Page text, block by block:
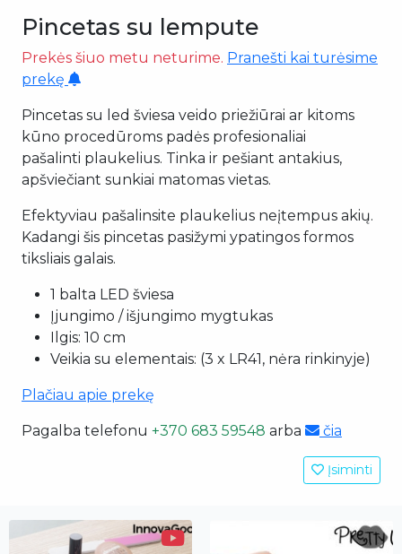
Pincetas su lempute
Prekės šiuo metu neturime. Pranešti kai turėsime
prekę
Pincetas su led šviesa veido priežiūrai ar kitoms
kūno procedūroms padės profesionaliai
pašalinti plaukelius. Tinka ir pešiant antakius,
apšviečiant sunkiai matomas vietas.
Efektyviau pašalinsite plaukelius neįtempus akių.
Kadangi šis pincetas pasižymi ypatingos formos
tiksliais galais.
1 balta LED šviesa
Įjungimo / išjungimo mygtukas
Ilgis: 10 cm
Veikia su elementais: (3 x LR41, nėra rinkinyje)
Plačiau apie prekę
Pagalba telefonu +370 683 59548 arba čia
Įsiminti